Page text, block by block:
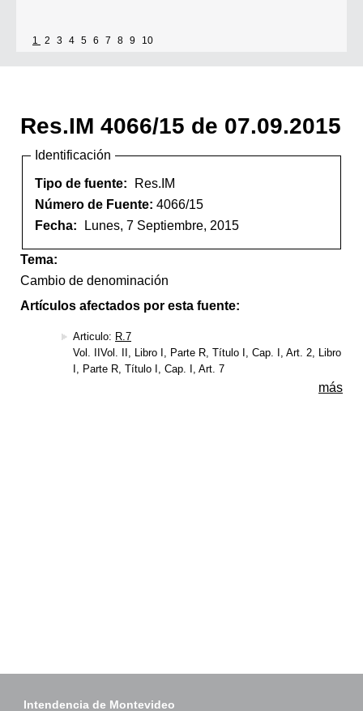
1 2 3 4 5 6 7 8 9 10
Res.IM 4066/15 de 07.09.2015
Identificación
Tipo de fuente:
Res.IM
Número de Fuente: 4066/15
Fecha:
Lunes, 7 Septiembre, 2015
Tema:
Cambio de denominación
Artículos afectados por esta fuente:
Articulo: R.7
Vol. IIVol. II, Libro I, Parte R, Título I, Cap. I, Art. 2, Libro
I, Parte R, Título I, Cap. I, Art. 7
más
Intendencia de Montevideo